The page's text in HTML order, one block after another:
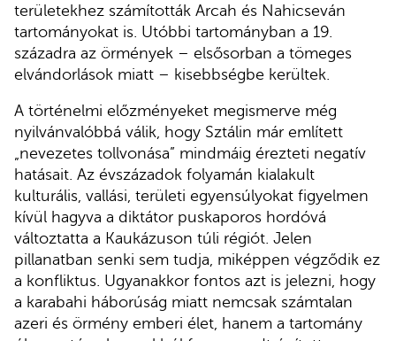
területekhez számították Arcah és Nahicseván
tartományokat is. Utóbbi tartományban a 19.
századra az örmények – elsősorban a tömeges
elvándorlások miatt – kisebbségbe kerültek.
A történelmi előzményeket megismerve még
nyilvánvalóbbá válik, hogy Sztálin már említett
„nevezetes tollvonása” mindmáig érezteti negatív
hatásait. Az évszázadok folyamán kialakult
kulturális, vallási, területi egyensúlyokat figyelmen
kívül hagyva a diktátor puskaporos hordóvá
változtatta a Kaukázuson túli régiót. Jelen
pillanatban senki sem tudja, miképpen végződik ez
a konfliktus. Ugyanakkor fontos azt is jelezni, hogy
a karabahi háborúság miatt nemcsak számtalan
azeri és örmény emberi élet, hanem a tartomány